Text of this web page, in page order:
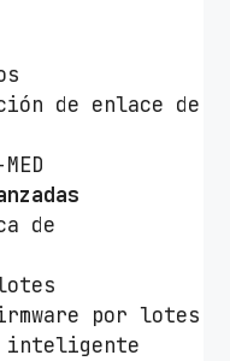
de enlace de
de
por lotes
inteligente